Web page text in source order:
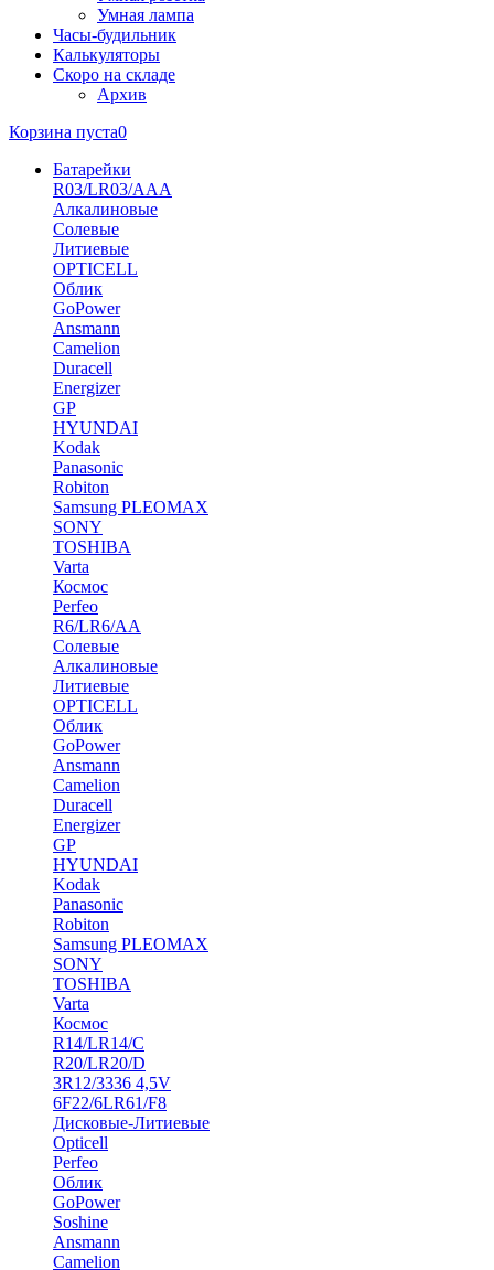
Умная лампа
Часы-будильник
Калькуляторы
Скоро на складе
Архив
Корзина пуста0
Батарейки
R03/LR03/AAA
Алкалиновые
Солевые
Литиевые
OPTICELL
Облик
GoPower
Ansmann
Camelion
Duracell
Energizer
GP
HYUNDAI
Kodak
Panasonic
Robiton
Samsung PLEOMAX
SONY
TOSHIBA
Varta
Космос
Perfeo
R6/LR6/AA
Солевые
Алкалиновые
Литиевые
OPTICELL
Облик
GoPower
Ansmann
Camelion
Duracell
Energizer
GP
HYUNDAI
Kodak
Panasonic
Robiton
Samsung PLEOMAX
SONY
TOSHIBA
Varta
Космос
R14/LR14/C
R20/LR20/D
3R12/3336 4,5V
6F22/6LR61/F8
Дисковые-Литиевые
Opticell
Perfeo
Облик
GoPower
Soshine
Ansmann
Camelion